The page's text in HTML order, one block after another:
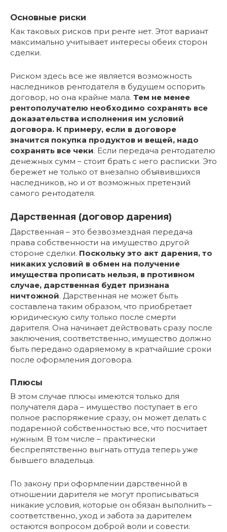
Основные риски
Как таковых рисков при ренте нет. Этот вариант
максимально учитывает интересы обеих сторон
сделки.
Риском здесь все же является возможность
наследников рентодателя в будущем оспорить
договор, но она крайне мала. Тем не менее
рентополучателю необходимо сохранять все
доказательства исполнения им условий
договора. К примеру, если в договоре
значится покупка продуктов и вещей, надо
сохранять все чеки. Если передача рентодателю
денежных сумм – стоит брать с него расписки. Это
бережет не только от внезапно объявившихся
наследников, но и от возможных претензий
самого рентодателя.
Дарственная (договор дарения)
Дарственная – это безвозмездная передача
права собственности на имущество другой
стороне сделки. Поскольку это акт дарения, то
никаких условий в обмен на получение
имущества прописать нельзя, в противном
случае, дарственная будет признана
ничтожной. Дарственная не может быть
составлена таким образом, что приобретает
юридическую силу только после смерти
дарителя. Она начинает действовать сразу после
заключения, соответственно, имущество должно
быть передано одаряемому в кратчайшие сроки
после оформления договора.
Плюсы
В этом случае плюсы имеются только для
получателя дара – имущество поступает в его
полное распоряжение сразу, он может делать с
подаренной собственностью все, что посчитает
нужным. В том числе – практически
беспрепятственно выгнать оттуда теперь уже
бывшего владельца.
По закону при оформлении дарственной в
отношении дарителя не могут прописываться
никакие условия, которые он обязан выполнить –
соответственно, уход и забота за дарителем
остаются вопросом доброй воли и совести.